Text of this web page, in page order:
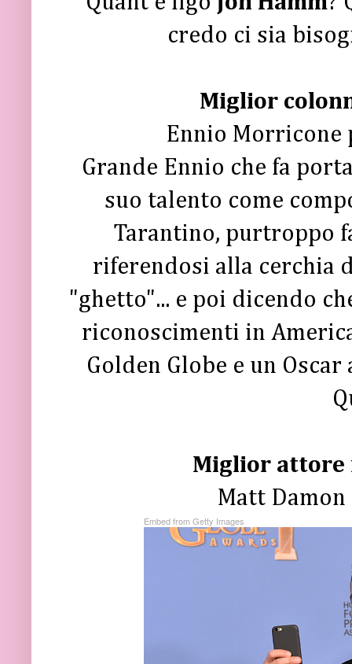
credo ci sia
Miglior
Ennio Morricone
Grande Ennio che fa
suo talento come
Tarantino, purtroppo
riferendosi alla cerchia
"ghetto"... e poi dicendo
riconoscimenti in
Golden Globe e un
Miglior attore
Matt
Embed from Getty Images